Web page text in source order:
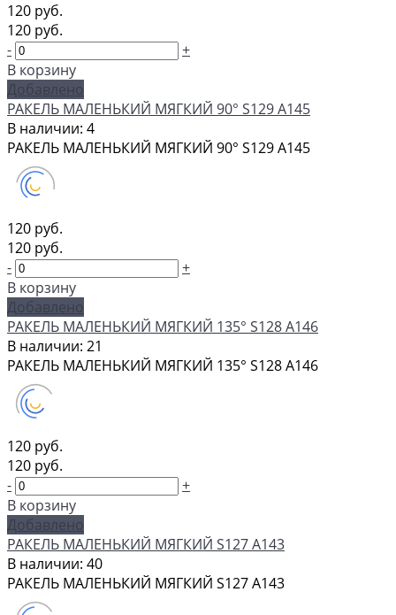
120 руб.
120 руб.
-
+
В корзину
Добавлено
РАКЕЛЬ МАЛЕНЬКИЙ МЯГКИЙ 90° S129 А145
В наличии: 4
РАКЕЛЬ МАЛЕНЬКИЙ МЯГКИЙ 90° S129 А145
120 руб.
120 руб.
-
+
В корзину
Добавлено
РАКЕЛЬ МАЛЕНЬКИЙ МЯГКИЙ 135° S128 А146
В наличии: 21
РАКЕЛЬ МАЛЕНЬКИЙ МЯГКИЙ 135° S128 А146
120 руб.
120 руб.
-
+
В корзину
Добавлено
РАКЕЛЬ МАЛЕНЬКИЙ МЯГКИЙ S127 А143
В наличии: 40
РАКЕЛЬ МАЛЕНЬКИЙ МЯГКИЙ S127 А143